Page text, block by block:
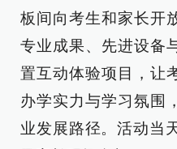
板间向考生和家长开
专业成果、先进设备
置互动体验项目，让
办学实力与学习氛围
业发展路径。活动当